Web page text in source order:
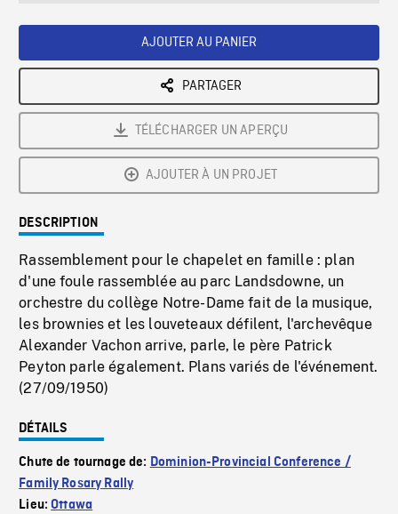
AJOUTER AU PANIER
PARTAGER
TÉLÉCHARGER UN APERÇU
AJOUTER À UN PROJET
DESCRIPTION
Rassemblement pour le chapelet en famille : plan
d'une foule rassemblée au parc Landsdowne, un
orchestre du collège Notre-Dame fait de la musique,
les brownies et les louveteaux défilent, l'archevêque
Alexander Vachon arrive, parle, le père Patrick
Peyton parle également. Plans variés de l'événement.
(27/09/1950)
DÉTAILS
Chute de tournage de: Dominion-Provincial Conference /
Family Rosary Rally
Lieu:Ottawa